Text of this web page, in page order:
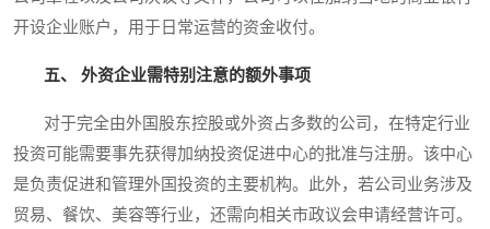
开设企业账户，用于日常运营的资金收付。
五、 外资企业需特别注意的额外事项
对于完全由外国股东控股或外资占多数的公司，在特定行业
投资可能需要事先获得加纳投资促进中心的批准与注册。该中心
是负责促进和管理外国投资的主要机构。此外，若公司业务涉及
贸易、餐饮、美容等行业，还需向相关市政议会申请经营许可。